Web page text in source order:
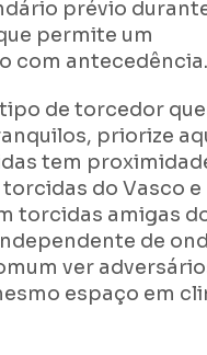
prévio
permite um
com antecedência.
tipo de torcedor
priorize
tem
torcidas do Vasco e
torcidas amigas
de
ver
espaço em